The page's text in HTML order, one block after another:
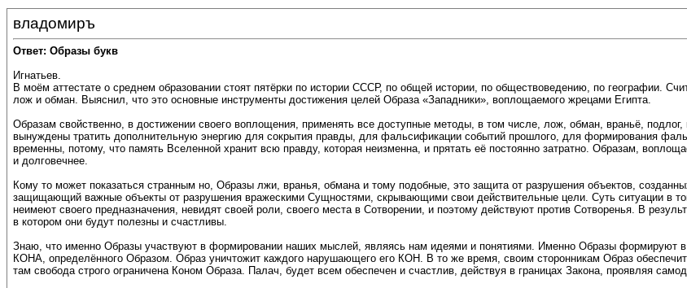
владомиръ
Ответ: Образы букв
Игнатьев.
В моём аттестате о среднем образовании стоят пятёрки по истории СССР, по общей истории, по обществоведению, по географии.
лож и обман. Выяснил, что это основные инструменты достижения целей Образа «Западники», воплощаемого жрецами Египта.
Образам свойственно, в достижении своего воплощения, применять все доступные методы, в том числе, лож, обман, враньё,
вынуждены тратить дополнительную энергию для сокрытия правды, для фальсификации событий прошлого, для формирования
временны, потому, что память Вселенной хранит всю правду, которая неизменна, и прятать её постоянно затратно. Образам,
и долговечнее.
Кому то может показаться странным но, Образы лжи, вранья, обмана и тому подобные, это защита от разрушения объектов,
защищающий важные объекты от разрушения вражескими Сущностями, скрывающими свои действительные цели. Суть ситуации в
неимеют своего предназначения, невидят своей роли, своего места в Сотворении, и поэтому действуют против Сотворенья. В
в котором они будут полезны и счастливы.
Знаю, что именно Образы участвуют в формировании наших мыслей, являясь нам идеями и понятиями. Именно Образы формируют
КОНА, определённого Образом. Образ уничтожит каждого нарушающего его КОН. В то же время, своим сторонникам Образ
там свобода строго ограничена Коном Образа. Палач, будет всем обеспечен и счастлив, действуя в границах Закона, проявляя